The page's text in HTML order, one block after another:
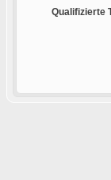
Qualifizierte